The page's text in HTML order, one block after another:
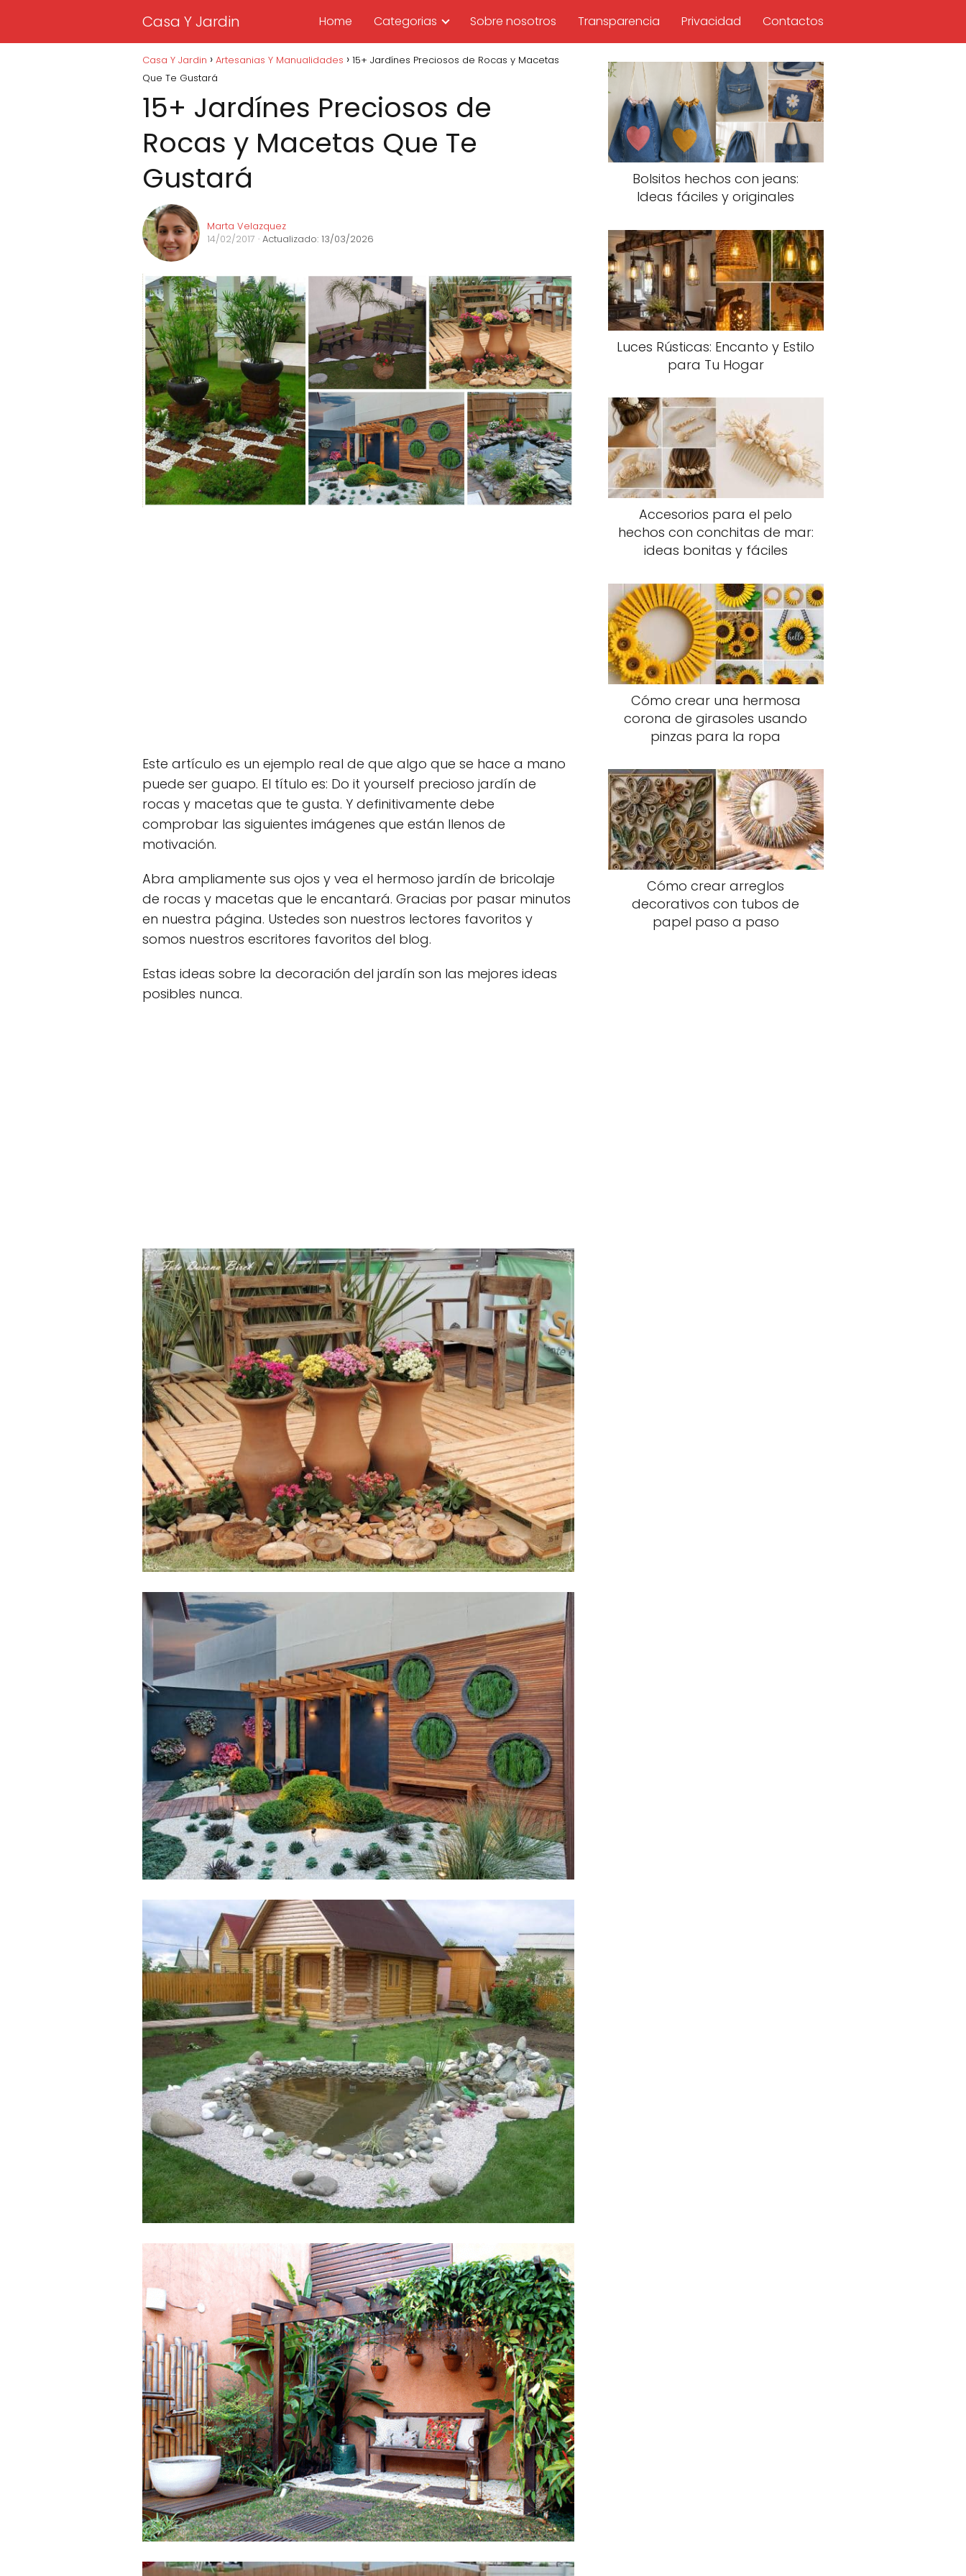
Casa Y Jardin Home Categorias Sobre nosotros Transparencia Privacidad Contactos
Casa Y Jardin Artesanias Y Manualidades
15+ Jardínes Preciosos de Rocas y Macetas
Que Te Gustará
15+ Jardínes Preciosos de
Rocas y Macetas Que Te
Gustará
Marta Velazquez
14/02/2017 · Actualizado: 13/03/2026
Este artículo es un ejemplo real de que algo que se hace a mano
puede ser guapo. El título es: Do it yourself precioso jardín de
rocas y macetas que te gusta. Y definitivamente debe
comprobar las siguientes imágenes que están llenos de
motivación.
Abra ampliamente sus ojos y vea el hermoso jardín de bricolaje
de rocas y macetas que le encantará. Gracias por pasar minutos
en nuestra página. Ustedes son nuestros lectores favoritos y
somos nuestros escritores favoritos del blog.
Estas ideas sobre la decoración del jardín son las mejores ideas
posibles nunca.
Bolsitos hechos con jeans:
Ideas fáciles y originales
Luces Rústicas: Encanto y Estilo
para Tu Hogar
Accesorios para el pelo
hechos con conchitas de mar:
ideas bonitas y fáciles
Cómo crear una hermosa
corona de girasoles usando
pinzas para la ropa
Cómo crear arreglos
decorativos con tubos de
papel paso a paso